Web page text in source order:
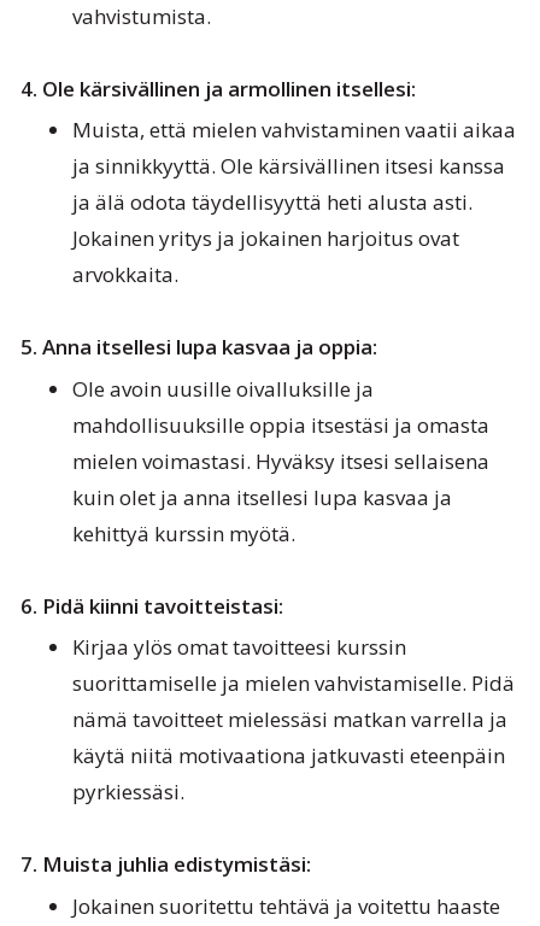
vahvistumista.
4. Ole kärsivällinen ja armollinen itsellesi:
Muista, että mielen vahvistaminen vaatii aikaa
ja sinnikkyyttä. Ole kärsivällinen itsesi kanssa
ja älä odota täydellisyyttä heti alusta asti.
Jokainen yritys ja jokainen harjoitus ovat
arvokkaita.
5. Anna itsellesi lupa kasvaa ja oppia:
Ole avoin uusille oivalluksille ja
mahdollisuuksille oppia itsestäsi ja omasta
mielen voimastasi. Hyväksy itsesi sellaisena
kuin olet ja anna itsellesi lupa kasvaa ja
kehittyä kurssin myötä.
6. Pidä kiinni tavoitteistasi:
Kirjaa ylös omat tavoitteesi kurssin
suorittamiselle ja mielen vahvistamiselle. Pidä
nämä tavoitteet mielessäsi matkan varrella ja
käytä niitä motivaationa jatkuvasti eteenpäin
pyrkiessäsi.
7. Muista juhlia edistymistäsi:
Jokainen suoritettu tehtävä ja voitettu haaste